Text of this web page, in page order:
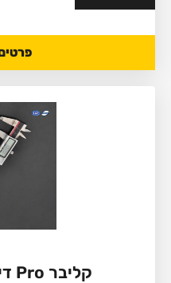
קליבר Pro דיגיטלי 150 מ"מ